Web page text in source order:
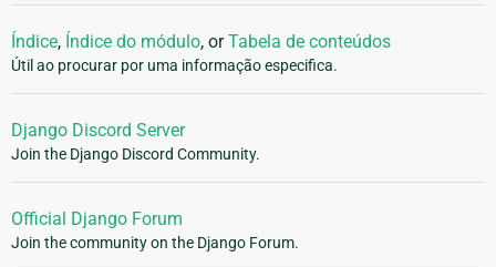
Índice, Índice do módulo, orTabela de conteúdos
Útil ao procurar por uma informação especifica.
Django Discord Server
Join the Django Discord Community.
Official Django Forum
Join the community on the Django Forum.